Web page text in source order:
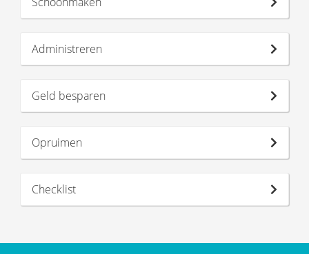
Administreren
Geld besparen
Opruimen
Checklist